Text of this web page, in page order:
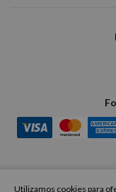
Utilizamos cookies para